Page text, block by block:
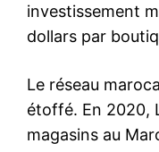
investissement
dollars par
Le réseau
étoffé. En 2020,
magasins au